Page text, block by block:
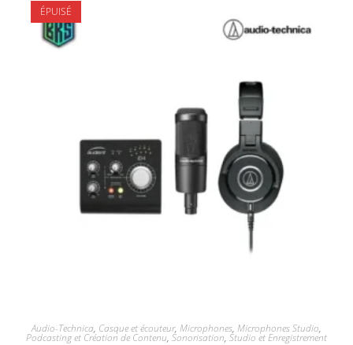
ÉPUISÉ
Audio-Technica, Casque et écouteur, Microphones, Microphones Studio,
Podcasting et Création de Contenu, Sonorisation, Studio et Enregistrement